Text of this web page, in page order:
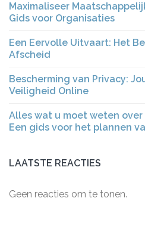
Maximaliseer
Gids voor Organisaties
Een Eervolle Uitvaart: Het
Afscheid
Bescherming van Privacy:
Veiligheid Online
Alles wat u moet weten
Een gids voor het plannen
LAATSTE REACTIES
Geen reacties om te tonen.